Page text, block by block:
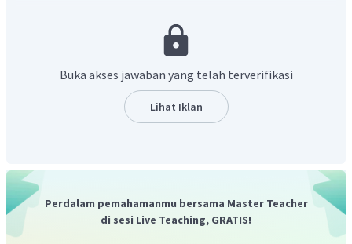
Buka akses jawaban yang telah terverifikasi
Lihat Iklan
Perdalam pemahamanmu bersama Master Teacher
di sesi Live Teaching, GRATIS!